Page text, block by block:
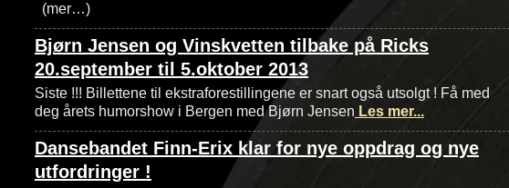
(mer…)
Bjørn Jensen og Vinskvetten tilbake på Ricks
20.september til 5.oktober 2013
Siste !!! Billettene til ekstraforestillingene er snart også utsolgt ! Få med
deg årets humorshow i Bergen med Bjørn Jensen Les mer...
Dansebandet Finn-Erix klar for nye oppdrag og nye
utfordringer !